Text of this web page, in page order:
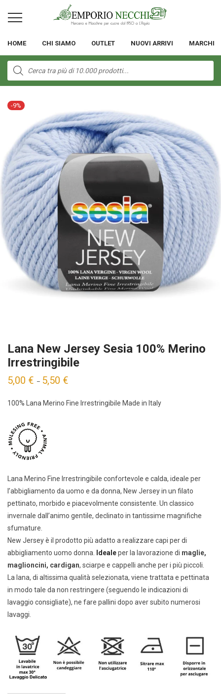
HOME CHI SIAMO OUTLET NUOVI ARRIVI MARCHI
Products
search
-9%
Lana New Jersey Sesia 100% Merino
Irrestringibile
5,00 € – 5,50 €
100% Lana Merino Fine Irrestringibile Made in Italy
Lana Merino Fine Irrestringibile confortevole e calda, ideale per
l’abbigliamento da uomo e da donna, New Jersey in un filato
pettinato, morbido e piacevolmente consistente. Un classico
invernale dall’animo gentile, declinato in tantissime magnifiche
sfumature.
New Jersey è il prodotto più adatto a realizzare capi per di
abbigliamento uomo donna.
Idealeper la lavorazione di maglie,
maglioncini, cardigan, sciarpe e cappelli anche per i più piccoli.
La lana, di altissima qualità selezionata, viene trattata e pettinata
in modo tale da non restringere (seguendo le indicazioni di
lavaggio consigliate), ne fare pallini dopo aver subito numerosi
lavaggi.